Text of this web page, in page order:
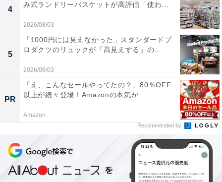
高台にある露天風呂からの景色が素晴らしく、昼間
は広大な駿河湾、夜には美しく輝く沼津や三島の街
並みの夜景を眺めながら極上の温泉を満喫できま
サウナの後に利用できる水風呂は富士山の伏流水が
使われており、キリッと冷たくて非常に肌触りがな
お食事処のメニューが非常に豊富で美味しく、さら
4
み式ランドリーバスケットが高評価「使わ...
2026/08/03
5
「1000円には見えなかった」スタンダードプ
ロダクツのリュックが「高見えする」の...
2026/08/03
PR
「え、こんなセールやってたの？」80％OFF
以上が続々登場！Amazonの本気が...
Amazon
Recommended by